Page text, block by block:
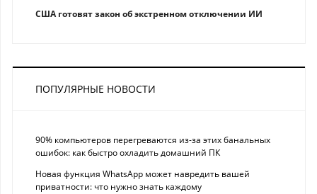
США готовят закон об экстренном отключении ИИ
ПОПУЛЯРНЫЕ НОВОСТИ
90% компьютеров перегреваются из-за этих банальных
ошибок: как быстро охладить домашний ПК
Новая функция WhatsApp может навредить вашей
приватности: что нужно знать каждому